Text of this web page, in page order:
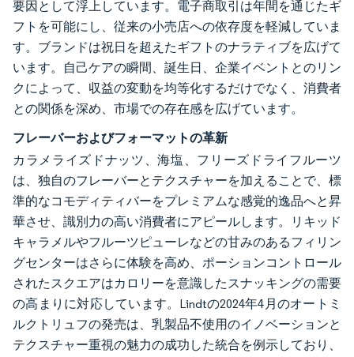
要因として浮上しています。電子商取引は年間を通じたギ
フトを可能にし、従来の小売店への依存度を軽減していま
す。ブランドは祝日を超えたギフトのナラティブを広げて
います。自己ケアの瞬間、誕生日、企業イベントとのリン
クによって、収益の変動を均等化するだけでなく、消費者
との関係を深め、市場での存在感を広げています。
フレーバーおよびフォーマットの革新
カラメライズドナッツ、海塩、フリーズドライフルーツ
は、独自のフレーバーとテクスチャーを加えることで、標
準的なコモディティバーをプレミアムな感覚的逸品へと昇
華させ、識別力の高い消費者にアピールします。リキッド
キャラメルやフルーツピューレなどの甘みのあるフィリン
グセンターはさらに体験を高め、ポーションコントロール
されたスクエアはカロリーを意識したスナッキングの需要
の高まりに対応しています。Lindtの2024年4月のオートミ
ルクトリュフの発売は、乳製品不使用のイノベーションと
テクスチャー重視の魅力の成功した統合を例示しており、